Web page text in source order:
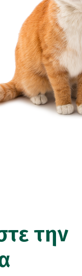
την